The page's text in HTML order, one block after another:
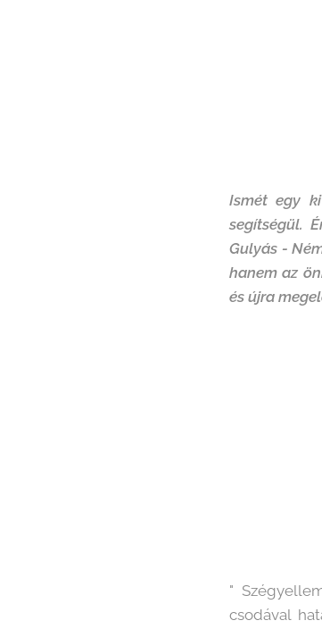
Ismét egy
segítségül.
Gulyás -
hanem az
és újra
"
csodával